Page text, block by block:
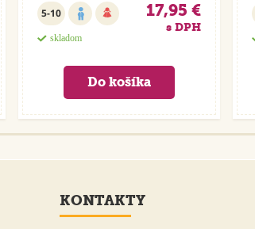
5-10
skladom
17,95 €
s DPH
KONTAKTY